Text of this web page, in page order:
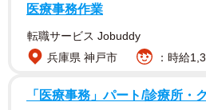
医療事務作業
転職サービス Jobuddy
兵庫県 神戸市
：時給
「医療事務」パート/診療所・